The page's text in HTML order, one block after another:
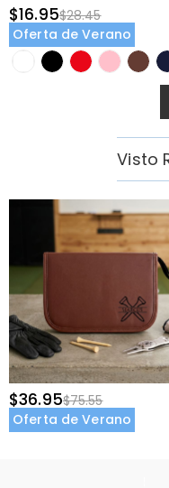
$16.95$28.45
Oferta de Verano
Visto
$36.95$75.55
Oferta de Verano